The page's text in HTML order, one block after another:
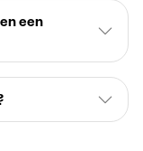
een